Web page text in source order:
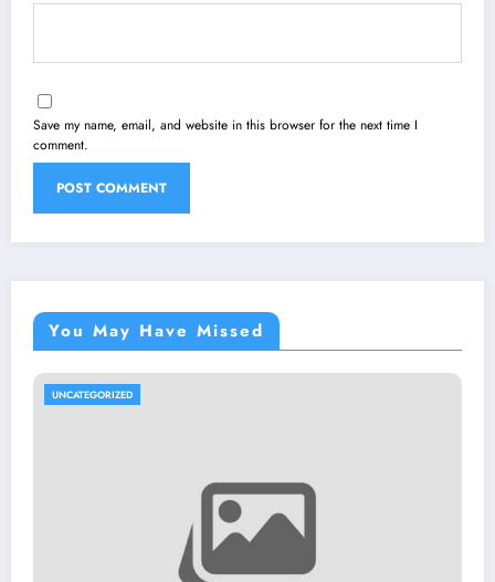
Save my name, email, and website in this browser for the next time I
comment.
You May Have Missed
UNCATEGORIZED